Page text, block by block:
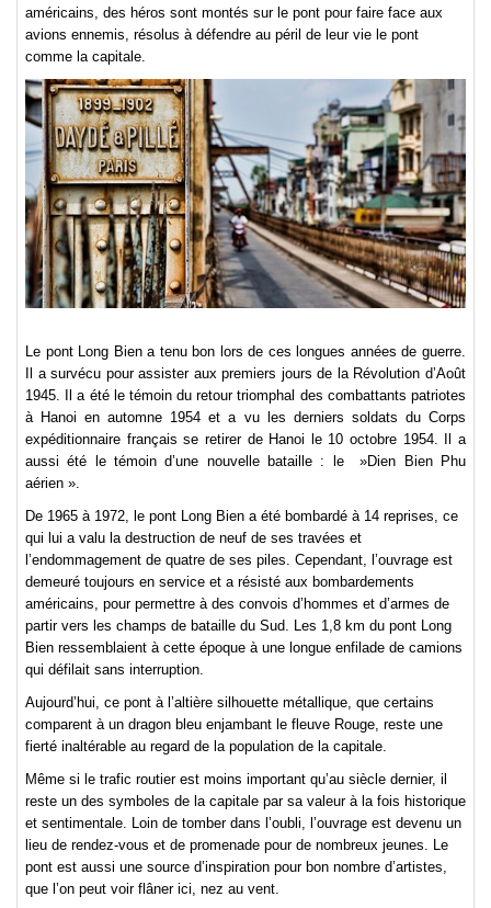
américains, des héros sont montés sur le pont pour faire face aux
avions ennemis, résolus à défendre au péril de leur vie le pont
comme la capitale.
Le pont Long Bien a tenu bon lors de ces longues années de guerre.
Il a survécu pour assister aux premiers jours de la Révolution d’Août
1945. Il a été le témoin du retour triomphal des combattants patriotes
à Hanoi en automne 1954 et a vu les derniers soldats du Corps
expéditionnaire français se retirer de Hanoi le 10 octobre 1954. Il a
aussi été le témoin d’une nouvelle bataille : le »Dien Bien Phu
aérien ».
De 1965 à 1972, le pont Long Bien a été bombardé à 14 reprises, ce
qui lui a valu la destruction de neuf de ses travées et
l’endommagement de quatre de ses piles. Cependant, l’ouvrage est
demeuré toujours en service et a résisté aux bombardements
américains, pour permettre à des convois d’hommes et d’armes de
partir vers les champs de bataille du Sud. Les 1,8 km du pont Long
Bien ressemblaient à cette époque à une longue enfilade de camions
qui défilait sans interruption.
Aujourd’hui, ce pont à l’altière silhouette métallique, que certains
comparent à un dragon bleu enjambant le fleuve Rouge, reste une
fierté inaltérable au regard de la population de la capitale.
Même si le trafic routier est moins important qu’au siècle dernier, il
reste un des symboles de la capitale par sa valeur à la fois historique
et sentimentale. Loin de tomber dans l’oubli, l’ouvrage est devenu un
lieu de rendez-vous et de promenade pour de nombreux jeunes. Le
pont est aussi une source d’inspiration pour bon nombre d’artistes,
que l’on peut voir flâner ici, nez au vent.